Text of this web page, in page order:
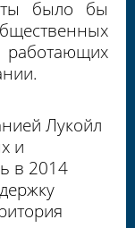
было бы
работающих
Лукойл
и
в 2014